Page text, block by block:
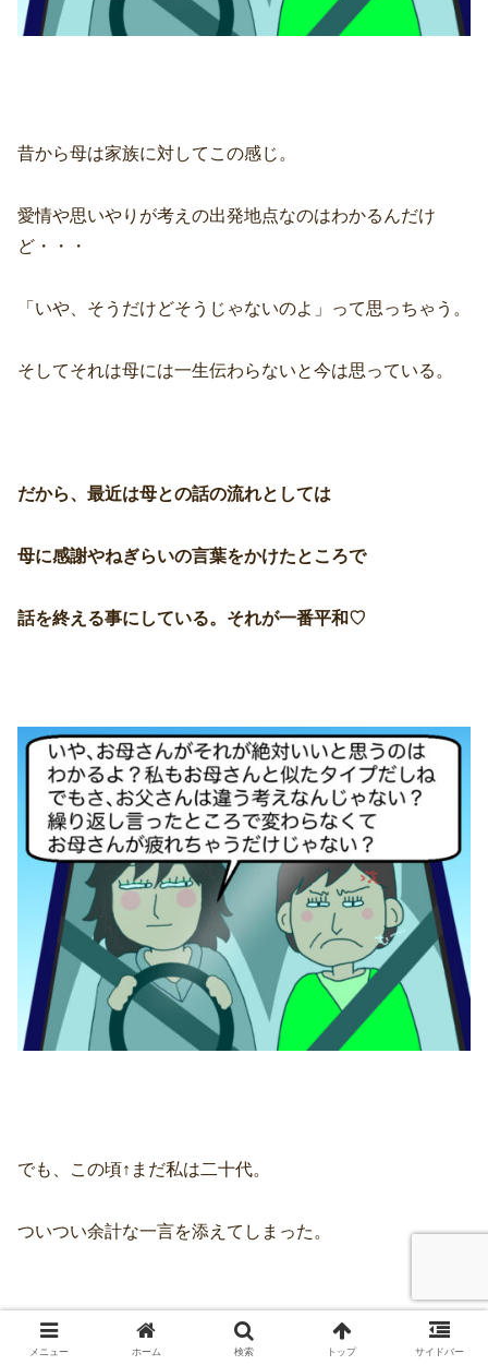
昔から母は家族に対してこの感じ。
愛情や思いやりが考えの出発地点なのはわかるんだけ
ど・・・
「いや、そうだけどそうじゃないのよ」って思っちゃう。
そしてそれは母には一生伝わらないと今は思っている。
だから、最近は母との話の流れとしては
母に感謝やねぎらいの言葉をかけたところで
話を終える事にしている。それが一番平和♡
でも、この頃↑まだ私は二十代。
ついつい余計な一言を添えてしまった。
メニュー ホーム 検索 トップ サイドバー